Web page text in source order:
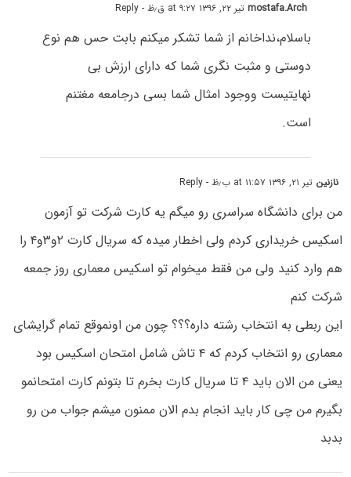
mostafa.Archتیر ۲۲, ۱۳۹۶ at ۹:۲۷ ق٫ظ - Reply
باسلام،نداخانم از شما تشکر میکنم بابت حس هم نوع
دوستی و مثبت نگری شما که دارای ارزش بی
نهایتیست ووجود امثال شما بسی درجامعه مغتنم
است.
نازنین تیر ۲۱, ۱۳۹۶ at ۱۱:۵۷ ب٫ظ - Reply
من برای دانشگاه سراسری رو میگم یه کارت شرکت تو آزمون
اسکیس خریداری کردم ولی اخطار میده که سریال کارت ۲و۳و۴ را
هم وارد کنید ولی من فقط میخوام تو اسکیس معماری روز جمعه
شرکت کنم
این ربطی به انتخاب رشته داره؟؟؟ چون من اونموقع تمام گرایشای
معماری رو انتخاب کردم که ۴ تاش شامل امتحان اسکیس بود
یعنی من الان باید ۴ تا سریال کارت بخرم تا بتونم کارت امتحانمو
بگیرم من چی کار باید انجام بدم الان ممنون میشم جواب من رو
بدبد